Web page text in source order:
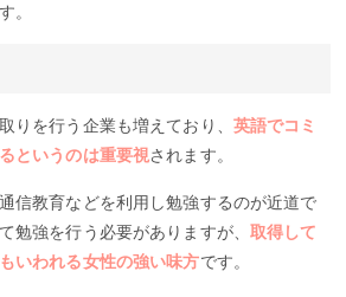
。
りを行う企業も増えており、 英語でコミ
というのは重要視されます。
信教育などを利用し勉強するのが近道で
勉強を行う必要がありますが、取得して
いわれる女性の強い味方です。